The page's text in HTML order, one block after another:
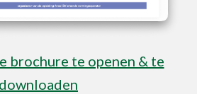
brochure te openen & te
downloaden